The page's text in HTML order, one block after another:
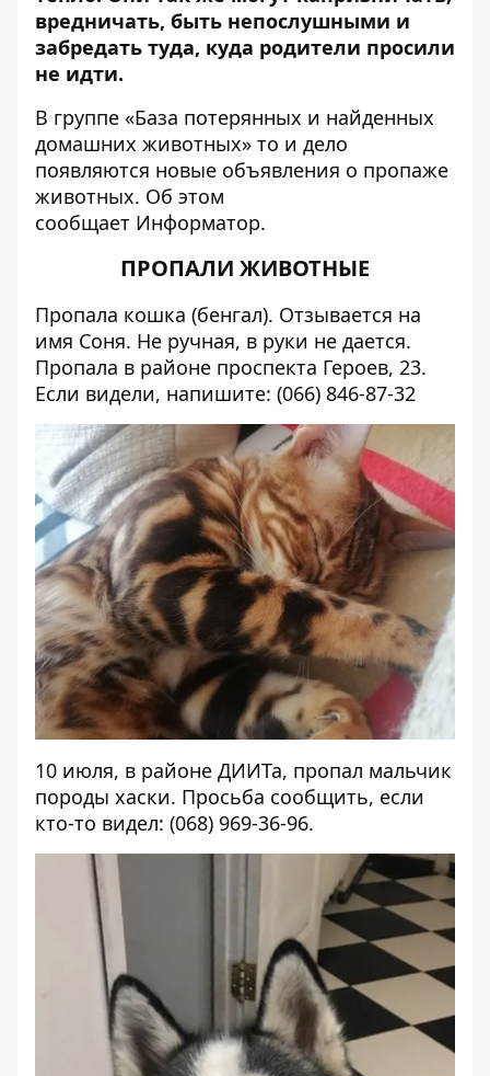
вредничать, быть непослушными и
забредать туда, куда родители просили
не идти.
В группе «База потерянных и найденных
домашних животных» то и дело
появляются новые объявления о пропаже
животных. Об этом
сообщает Информатор.
ПРОПАЛИ ЖИВОТНЫЕ
Пропала кошка (бенгал). Отзывается на
имя Соня. Не ручная, в руки не дается.
Пропала в районе проспекта Героев, 23.
Если видели, напишите: (066) 846-87-32
10 июля, в районе ДИИТа, пропал мальчик
породы хаски. Просьба сообщить, если
кто-то видел: (068) 969-36-96.